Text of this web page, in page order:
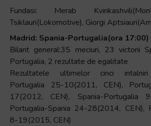
Fundasi: Merab
Tsiklauri(Lokomotive), Giorgi
Madrid: Spania-Portugalia(ora 17:00)
Bilant general:35 meciuri, 23 victorii
Portugalia, 2 rezultate de egalitate
Rezultatele ultimelor cinci intalniri
Portugalia 25-10(2011, CEN),
17(2012, CEN), Spania-Portugalia
Portugalia-Spania 24-28(2014, CEN),
8-19(2015, CEN)